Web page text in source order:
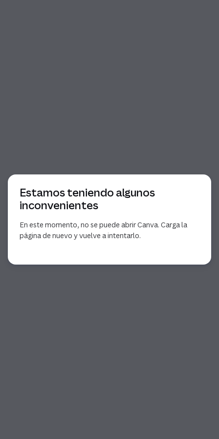
Estamos teniendo algunos
inconvenientes
En este momento, no se puede abrir Canva. Carga la
página de nuevo y vuelve a intentarlo.